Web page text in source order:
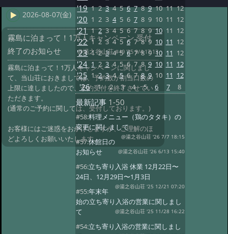
2026-08-07(金)
霧島に泊まって！1万人キャンペーン 受付
終了のお知らせ
@湯之谷山荘#49 '25 9/4 17:13
霧島に泊まって！1万人キャンペーンに関しまし
て、当山荘におきましては、予約数が割当口数の
上限に達しましたので、予約受付を終了させてい
ただきます。
(通常のご予約に関しては、受付しております。)
お客様にはご迷惑をおかけしますが、ご理解のほ
どよろしくお願いいたします。
'19 1 2 3 4 5 6 7 8 9 10 11 12
'20 1 2 3 4 5 6 7 8 9 10 11 12
'21 1 2 3 4 5 6 7 8 9 10 11 12
'22 1 2 3 4 5 6 7 8 9 10 11 12
'23 1 2 3 4 5 6 7 8 9 10 11 12
'24 1 2 3 4 5 6 7 8 9 10 11 12
'25 1 2 3 4 5 6 7 8 9 10 11 12
'26 1 2 3 4 5 6 7 8
最新記事 1-50
#58:料理メニュー（鶏のタタキ）の
変更に関しまして
@湯之谷山荘 '26 7/7 18:15
#57:休館日の
お知らせ
@湯之谷山荘 '26 6/13 15:40
#56:立ち寄り入浴 休業 12月22日〜
24日、12月29日〜1月3日
@湯之谷山荘 '25 12/21 07:20
#55:年末年
始の立ち寄り入浴の営業に関しまし
て
@湯之谷山荘 '25 11/28 16:22
#54:立ち寄り入浴の営業に関しまし